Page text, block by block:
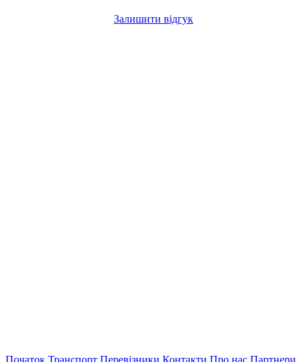
Залишити відгук
Початок Транспорт Перевiзники Контакти Про нас Партнери